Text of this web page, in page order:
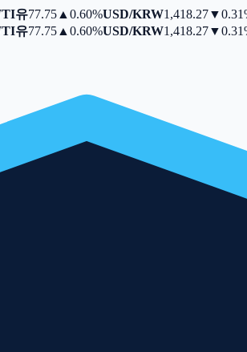
유77.75▲0.60%USD/KRW1,418.27▼0.31%
유77.75▲0.60%USD/KRW1,418.27▼0.31%